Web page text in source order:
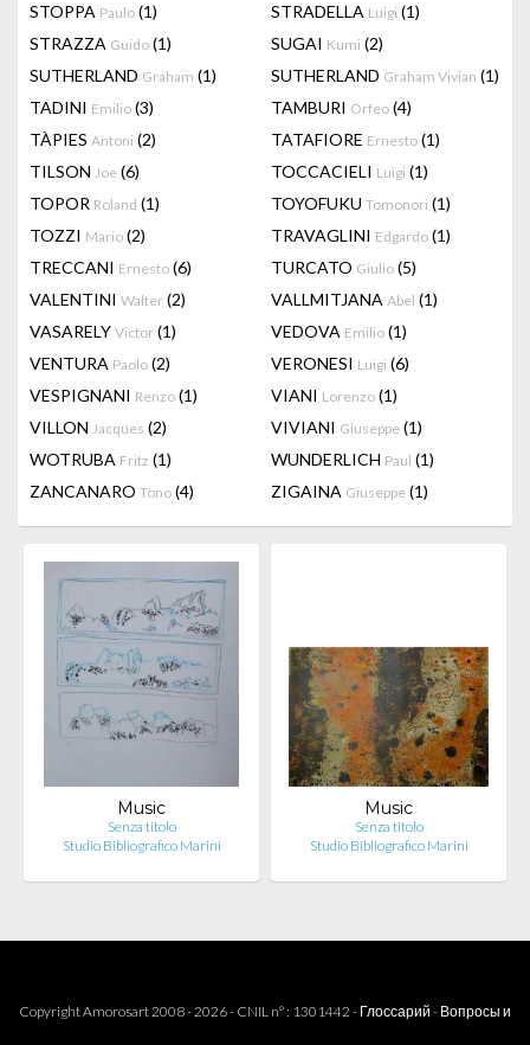
STOPPA Paulo (1) STRADELLA Luigi (1)
STRAZZA Guido (1) SUGAI Kumi (2)
SUTHERLAND Graham (1) SUTHERLAND Graham Vivian (1)
TADINI Emilio (3) TAMBURI Orfeo (4)
TÀPIES Antoni (2) TATAFIORE Ernesto (1)
TILSON Joe (6) TOCCACIELI Luigi (1)
TOPOR Roland (1) TOYOFUKU Tomonori (1)
TOZZI Mario (2) TRAVAGLINI Edgardo (1)
TRECCANI Ernesto (6) TURCATO Giulio (5)
VALENTINI Walter (2) VALLMITJANA Abel (1)
VASARELY Victor (1) VEDOVA Emilio (1)
VENTURA Paolo (2) VERONESI Luigi (6)
VESPIGNANI Renzo (1) VIANI Lorenzo (1)
VILLON Jacques (2) VIVIANI Giuseppe (1)
WOTRUBA Fritz (1) WUNDERLICH Paul (1)
ZANCANARO Tono (4) ZIGAINA Giuseppe (1)
Music
Senza titolo
Studio Bibliografico Marini
Music
Senza titolo
Studio Bibliografico Marini
Copyright Amorosart 2008 - 2026 - CNIL n° : 1301442 - Глоссарий - Вопросы и